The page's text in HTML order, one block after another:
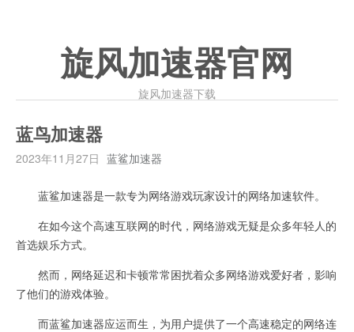
旋风加速器官网
旋风加速器下载
蓝鸟加速器
2023年11月27日 蓝鲨加速器
蓝鲨加速器是一款专为网络游戏玩家设计的网络加速软件。
在如今这个高速互联网的时代，网络游戏无疑是众多年轻人的
首选娱乐方式。
然而，网络延迟和卡顿常常困扰着众多网络游戏爱好者，影响
了他们的游戏体验。
而蓝鲨加速器应运而生，为用户提供了一个高速稳定的网络连